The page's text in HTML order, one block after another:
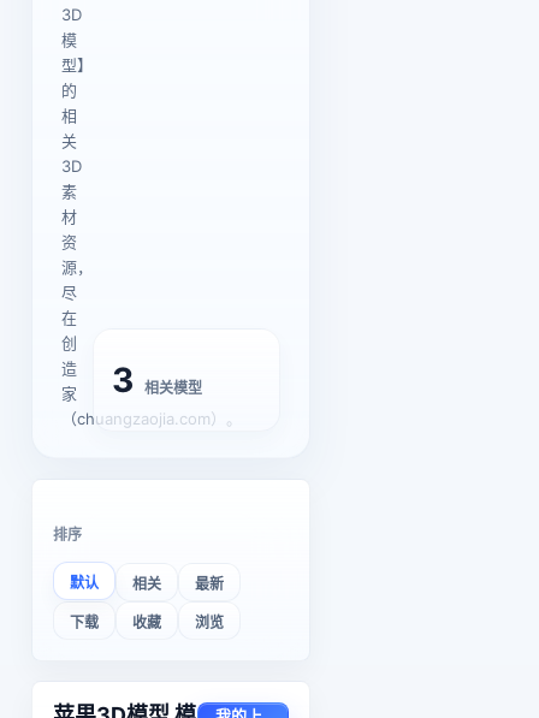
3D
模
型】
的
相
关
3D
素
材
资
源，
尽
在
创
造
家
（chuangzaojia.com）。
3 相关模型
排序
默认 相关 最新
下载 收藏 浏览